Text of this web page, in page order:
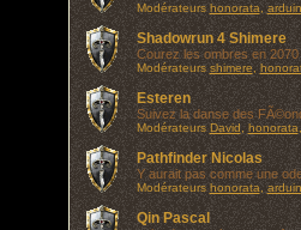
Modérateurs honorata ,arduin
Shadowrun 4 Shimere
Courez les ombres en 2070
Modérateurs shimere,
Esteren
Suivez la danse des
Modérateurs David honorata
Pathfinder Nicolas
Y aurait pas comme une
Modérateurs honorata ,arduin
Qin Pascal